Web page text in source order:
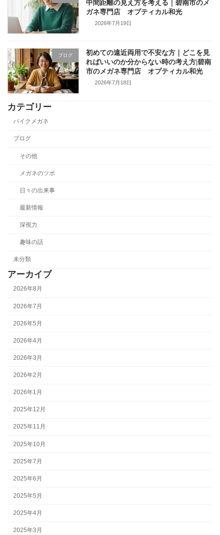
中間距離の見え方を考える｜碧南市のメ
ガネ専門店 オプティカル和光
2026年7月19日
ブログ
初めての遠近両用で不安な方｜どこを見
ればいいのか分からない時の考え方|碧南
市のメガネ専門店 オプティカル和光
2026年7月18日
カテゴリー
バイクメガネ
ブログ
その他
メガネのツボ
日々の出来事
最新情報
深視力
趣味の話
未分類
アーカイブ
2026年8月
2026年7月
2026年5月
2026年4月
2026年3月
2026年2月
2026年1月
2025年12月
2025年11月
2025年10月
2025年7月
2025年6月
2025年5月
2025年4月
2025年3月